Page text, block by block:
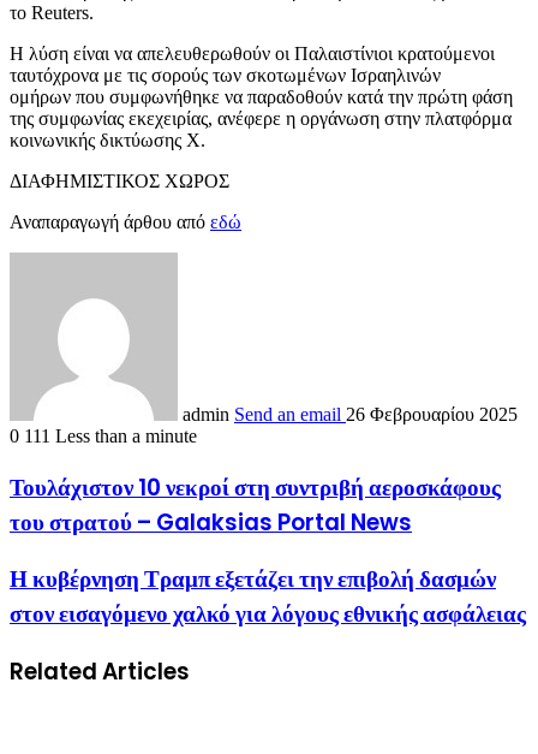
το Reuters.
Η λύση είναι να απελευθερωθούν οι Παλαιστίνιοι κρατούμενοι
ταυτόχρονα με τις σορούς των σκοτωμένων Ισραηλινών
ομήρων που συμφωνήθηκε να παραδοθούν κατά την πρώτη φάση
της συμφωνίας εκεχειρίας, ανέφερε η οργάνωση στην πλατφόρμα
κοινωνικής δικτύωσης X.
ΔΙΑΦΗΜΙΣΤΙΚΟΣ ΧΩΡΟΣ
Αναπαραγωγή άρθου από εδώ
admin Send an email 26 Φεβρουαρίου 2025
0 111 Less than a minute
Τουλάχιστον 10 νεκροί στη συντριβή αεροσκάφους
του στρατού – Galaksias Portal News
Η κυβέρνηση Τραμπ εξετάζει την επιβολή δασμών
στον εισαγόμενο χαλκό για λόγους εθνικής ασφάλειας
Related Articles